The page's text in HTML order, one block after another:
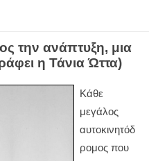
την ανάπτυξη, μια
η Τάνια Ώττα)
Κάθε
μεγάλος
αυτοκινητόδ
ρομος που